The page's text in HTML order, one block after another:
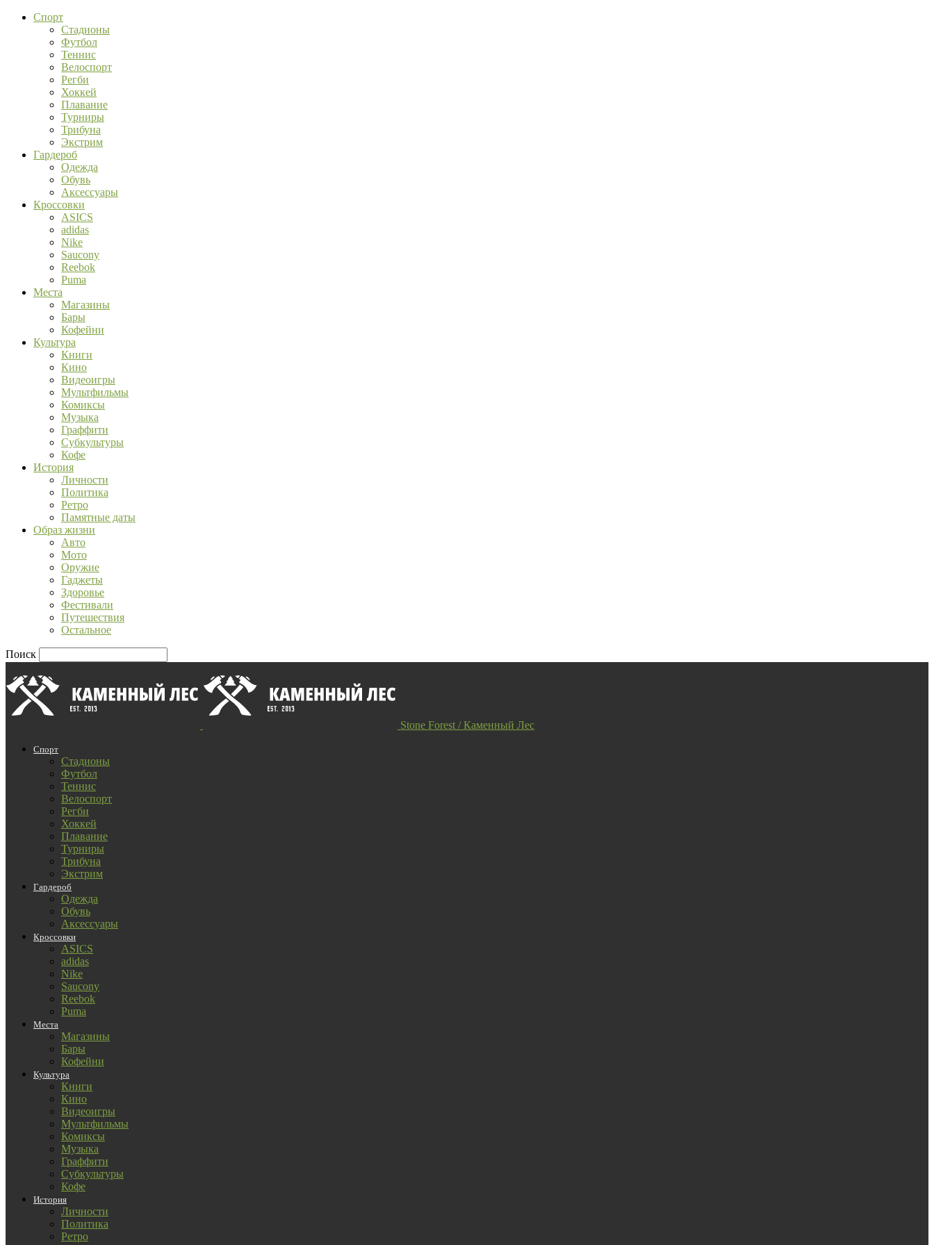
Спорт
Стадионы
Футбол
Теннис
Велоспорт
Регби
Хоккей
Плавание
Турниры
Трибуна
Экстрим
Гардероб
Одежда
Обувь
Аксессуары
Кроссовки
ASICS
adidas
Nike
Saucony
Reebok
Puma
Места
Магазины
Бары
Кофейни
Культура
Книги
Кино
Видеоигры
Мультфильмы
Комиксы
Музыка
Граффити
Субкультуры
Кофе
История
Личности
Политика
Ретро
Памятные даты
Образ жизни
Авто
Мото
Оружие
Гаджеты
Здоровье
Фестивали
Путешествия
Остальное
Поиск
Stone Forest / Каменный Лес
Спорт
Стадионы
Футбол
Теннис
Велоспорт
Регби
Хоккей
Плавание
Турниры
Трибуна
Экстрим
Гардероб
Одежда
Обувь
Аксессуары
Кроссовки
ASICS
adidas
Nike
Saucony
Reebok
Puma
Места
Магазины
Бары
Кофейни
Культура
Книги
Кино
Видеоигры
Мультфильмы
Комиксы
Музыка
Граффити
Субкультуры
Кофе
История
Личности
Политика
Ретро